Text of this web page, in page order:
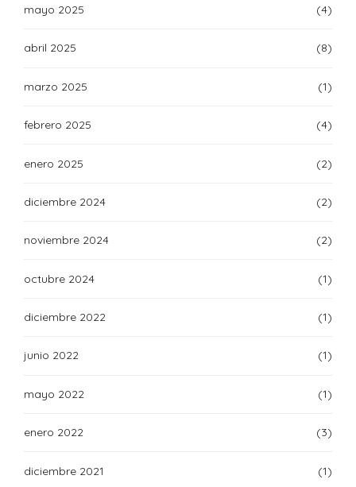
mayo 2025 (4)
abril 2025 (8)
marzo 2025 (1)
febrero 2025 (4)
enero 2025 (2)
diciembre 2024 (2)
noviembre 2024 (2)
octubre 2024 (1)
diciembre 2022 (1)
junio 2022 (1)
mayo 2022 (1)
enero 2022 (3)
diciembre 2021 (1)